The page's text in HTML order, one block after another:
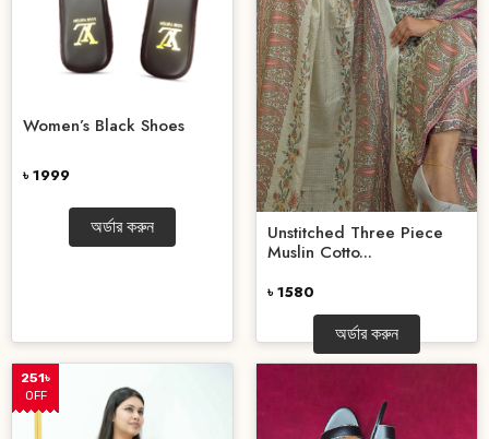
Women’s Black Shoes
৳ 1999
অর্ডার করুন
Unstitched Three Piece
Muslin Cotto...
৳ 1580
অর্ডার করুন
251৳
OFF